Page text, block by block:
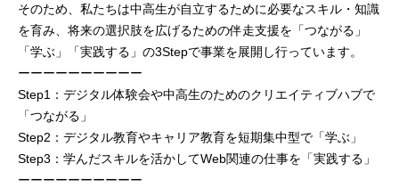
そのため、私たちは中高生が自立するために必要なスキル・知識
を育み、将来の選択肢を広げるための伴走支援を「つながる」
「学ぶ」「実践する」の3Stepで事業を展開し行っています。
ーーーーーーーーーー
Step1：デジタル体験会や中高生のためのクリエイティブハブで
「つながる」
Step2：デジタル教育やキャリア教育を短期集中型で「学ぶ」
Step3：学んだスキルを活かしてWeb関連の仕事を「実践する」
ーーーーーーーーーー